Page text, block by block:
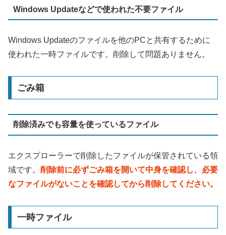
Windows Updateなどで使われた不要ファイル
Windows Updateのファイルを他のPCと共有するために
使われた一時ファイルです。削除して問題ありません。
ごみ箱
削除済みでも容量を使っているファイル
エクスプローラーで削除したファイルが保管されている領
域です。 削除前に必ずごみ箱を開いて中身を確認し、必要
なファイルがないことを確認してから削除してください。
一時ファイル